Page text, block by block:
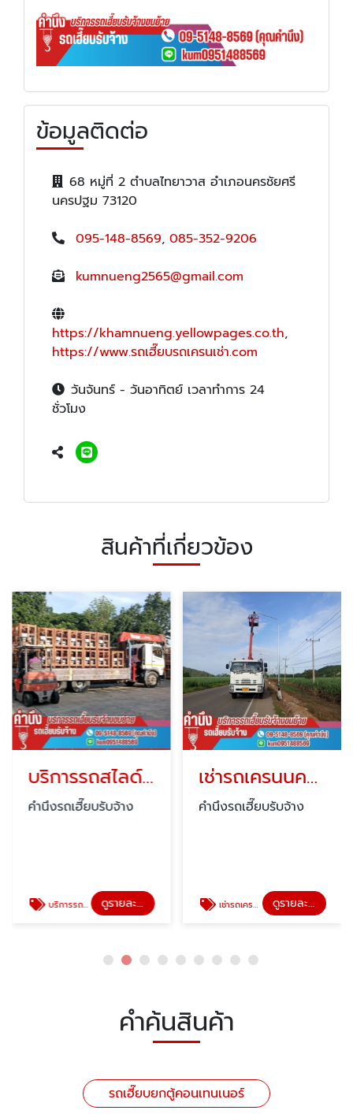
ข้อมูลติดต่อ
68 หมู่ที่ 2 ตำบลไทยาวาส อำเภอนครชัยศรี
นครปฐม 73120
095-148-8569, 085-352-9206
kumnueng2565@gmail.com
https://khamnueng.yellowpages.co.th,
https://www.รถเฮี๊ยบรถเครนเช่า.com
วันจันทร์ - วันอาทิตย์ เวลาทำการ 24
ชั่วโมง
สินค้าที่เกี่ยวข้อง
บริการรถสไลด์นครปฐม
คำนึงรถเฮี๊ยบรับจ้าง
บริการรถสไลด์นครปฐม ดูรายละเอียด
เช่ารถเครนนครปฐม 24 ชั่วโมง
คำนึงรถเฮี๊ยบรับจ้าง
เช่ารถเครนนครปฐม 24 ชั่วโมง ดูรายละเอียด
คำค้นสินค้า
รถเฮี๊ยบยกตู้คอนเทนเนอร์